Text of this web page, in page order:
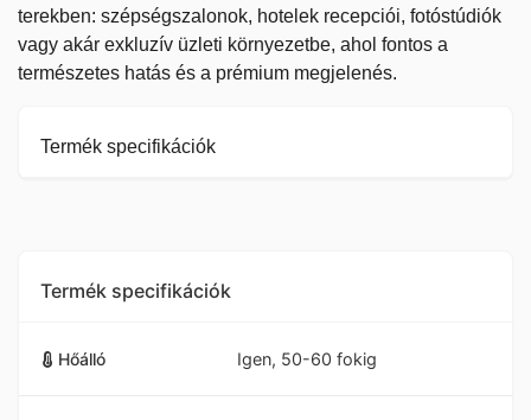
terekben: szépségszalonok, hotelek recepciói, fotóstúdiók
vagy akár exkluzív üzleti környezetbe, ahol fontos a
természetes hatás és a prémium megjelenés.
Termék specifikációk
Termék specifikációk
Hőálló Igen, 50-60 fokig